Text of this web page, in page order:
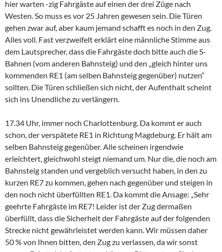
hier warten -zig Fahrgäste auf einen der drei Züge nach
Westen. So muss es vor 25 Jahren gewesen sein. Die Türen
gehen zwar auf, aber kaum jemand schafft es noch in den Zug.
Alles voll. Fast verzweifelt erklärt eine männliche Stimme aus
dem Lautsprecher, dass die Fahrgäste doch bitte auch die S-
Bahnen (vom anderen Bahnsteig) und den „gleich hinter uns
kommenden RE1 (am selben Bahnsteig gegenüber) nutzen“
sollten. Die Türen schließen sich nicht, der Aufenthalt scheint
sich ins Unendliche zu verlängern.
17.34 Uhr, immer noch Charlottenburg. Da kommt er auch
schon, der verspätete RE1 in Richtung Magdeburg. Er hält am
selben Bahnsteig gegenüber. Alle scheinen irgendwie
erleichtert, gleichwohl steigt niemand um. Nur die, die noch am
Bahnsteig standen und vergeblich versucht haben, in den zu
kurzen RE7 zu kommen, gehen nach gegenüber und steigen in
den noch nicht überfüllten RE1. Da kommt die Ansage: „Sehr
geehrte Fahrgäste im RE7! Leider ist der Zug dermaßen
überfüllt, dass die Sicherheit der Fahrgäste auf der folgenden
Strecke nicht gewährleistet werden kann. Wir müssen daher
50 % von Ihnen bitten, den Zug zu verlassen, da wir sonst